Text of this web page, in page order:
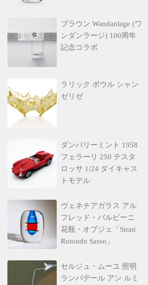
ブラウン Wandanlage (ワ
ンダンラージ) 100周年
記念コラボ
ラリック ボウル シャン
ゼリゼ
ダンバリーミント 1958
フェラーリ 250 テスタ
ロッサ 1/24 ダイキャス
トモデル
ヴェネチアガラス アル
フレッド・バルビーニ
花瓶・オブジェ「Strati
Rotondo Sasso」
セルジュ・ムーユ 照明
ランパデール アン ルミ